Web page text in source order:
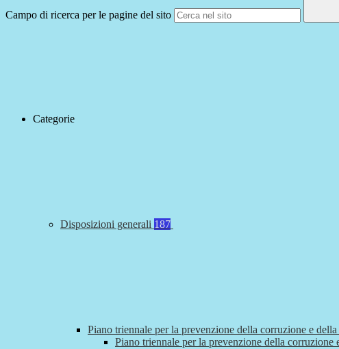
Campo di ricerca per le pagine del sito
Categorie
Disposizioni generali 187
Piano triennale per la prevenzione della corruzione e della
Piano triennale per la prevenzione della corruzione